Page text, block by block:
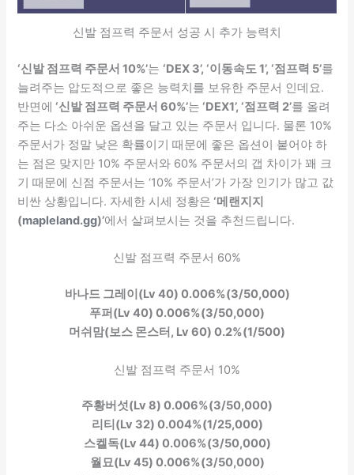
신발 점프력 주문서 성공 시 추가 능력치
‘신발 점프력 주문서 10%’는 ‘DEX 3’, ‘이동속도 1’, ‘점프력 5’를
늘려주는 압도적으로 좋은 능력치를 보유한 주문서 인데요.
반면에 ‘신발 점프력 주문서 60%’는 ‘DEX1’, ‘점프력 2’를 올려
주는 다소 아쉬운 옵션을 달고 있는 주문서 입니다. 물론 10%
주문서가 정말 낮은 확률이기 때문에 좋은 옵션이 붙어야 하
는 점은 맞지만 10% 주문서와 60% 주문서의 갭 차이가 꽤 크
기 때문에 신점 주문서는 ‘10% 주문서’가 가장 인기가 많고 값
비싼 상황입니다. 자세한 시세 정황은 ‘메랜지지
(mapleland.gg)’에서 살펴보시는 것을 추천드립니다.
신발 점프력 주문서 60%
바나드 그레이(Lv 40) 0.006%(3/50,000)
푸퍼(Lv 40) 0.006%(3/50,000)
머쉬맘(보스 몬스터, Lv 60) 0.2%(1/500)
신발 점프력 주문서 10%
주황버섯(Lv 8) 0.006%(3/50,000)
리티(Lv 32) 0.004%(1/25,000)
스켈독(Lv 44) 0.006%(3/50,000)
월묘(Lv 45) 0.006%(3/50,000)